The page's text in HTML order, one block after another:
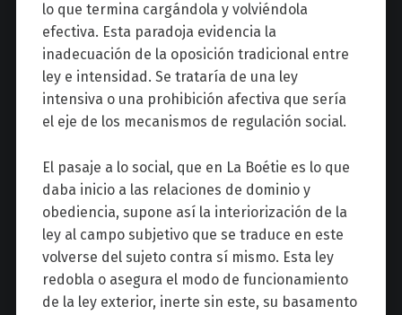
lo que termina cargándola y volviéndola
efectiva. Esta paradoja evidencia la
inadecuación de la oposición tradicional entre
ley e intensidad. Se trataría de una ley
intensiva o una prohibición afectiva que sería
el eje de los mecanismos de regulación social.
El pasaje a lo social, que en La Boétie es lo que
daba inicio a las relaciones de dominio y
obediencia, supone así la interiorización de la
ley al campo subjetivo que se traduce en este
volverse del sujeto contra sí mismo. Esta ley
redobla o asegura el modo de funcionamiento
de la ley exterior, inerte sin este, su basamento